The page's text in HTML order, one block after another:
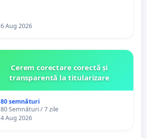
6 Aug 2026
Cerem corectare corectă și
transparentă la titularizare
80 semnături
80 Semnături / 7 zile
4 Aug 2026